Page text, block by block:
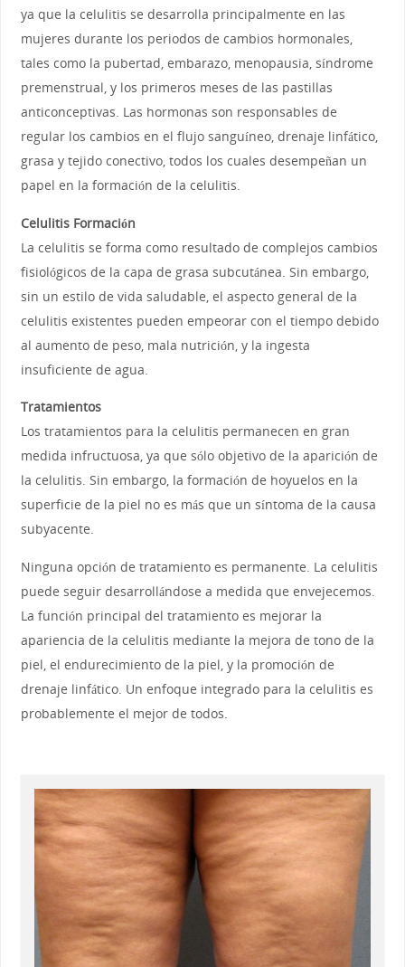
ya que la celulitis se desarrolla principalmente en las
mujeres durante los periodos de cambios hormonales,
tales como la pubertad, embarazo, menopausia, síndrome
premenstrual, y los primeros meses de las pastillas
anticonceptivas. Las hormonas son responsables de
regular los cambios en el flujo sanguíneo, drenaje linfático,
grasa y tejido conectivo, todos los cuales desempeñan un
papel en la formación de la celulitis.
Celulitis Formación
La celulitis se forma como resultado de complejos cambios
fisiológicos de la capa de grasa subcutánea. Sin embargo,
sin un estilo de vida saludable, el aspecto general de la
celulitis existentes pueden empeorar con el tiempo debido
al aumento de peso, mala nutrición, y la ingesta
insuficiente de agua.
Tratamientos
Los tratamientos para la celulitis permanecen en gran
medida infructuosa, ya que sólo objetivo de la aparición de
la celulitis. Sin embargo, la formación de hoyuelos en la
superficie de la piel no es más que un síntoma de la causa
subyacente.
Ninguna opción de tratamiento es permanente. La celulitis
puede seguir desarrollándose a medida que envejecemos.
La función principal del tratamiento es mejorar la
apariencia de la celulitis mediante la mejora de tono de la
piel, el endurecimiento de la piel, y la promoción de
drenaje linfático. Un enfoque integrado para la celulitis es
probablemente el mejor de todos.